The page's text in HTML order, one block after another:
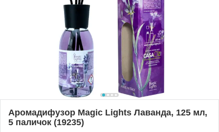
Аромадифузор Magic Lights Лаванда, 125 мл,
5 паличок (19235)